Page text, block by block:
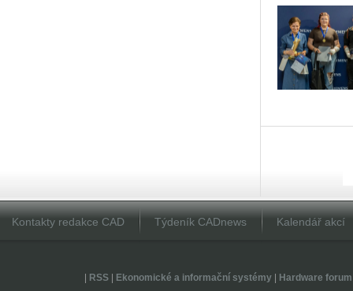
Kontakty redakce CAD Týdeník CADnews Kalendář akcí
RSS| Ekonomické a informační systémy| Hardware forum